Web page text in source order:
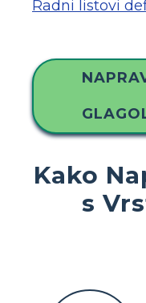
Radni listovi
Kako
s